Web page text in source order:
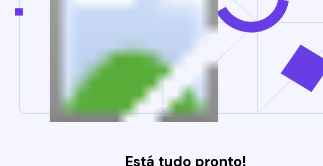
Está tudo pronto!